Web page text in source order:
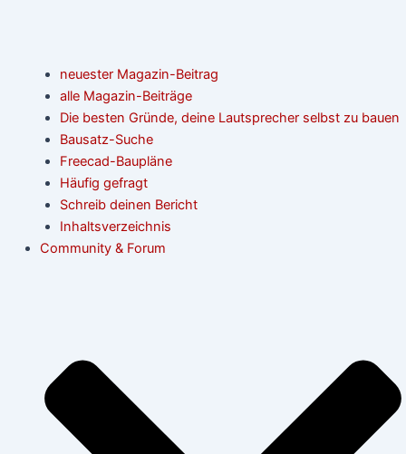
neuester Magazin-Beitrag
alle Magazin-Beiträge
Die besten Gründe, deine Lautsprecher selbst zu bauen
Bausatz-Suche
Freecad-Baupläne
Häufig gefragt
Schreib deinen Bericht
Inhaltsverzeichnis
Community & Forum